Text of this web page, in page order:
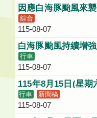
因應白海豚颱風來
高架路段最高速限
封閉等管制
綜合
115-08-07
白海豚颱風持續增
4號清水端-豐勢，
行車
115-08-07
115年8月15日(星期
每日8時至18時，施
k+400~374k+320）
行車 新聞稿
115-08-07